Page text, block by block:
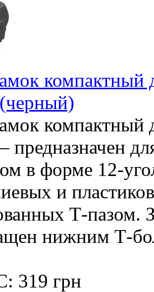
компактный
компактный
предназначен
в форме 12-
и
Т-пазом.
нижним Т-
319 грн